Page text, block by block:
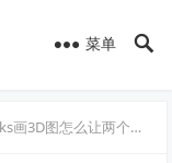
菜单
图怎么让两个截面对齐